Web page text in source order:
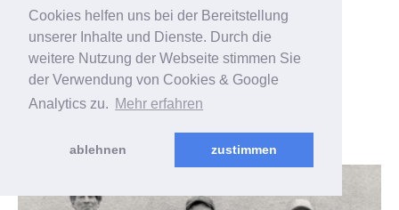
Cookies helfen uns bei der Bereitstellung
unserer Inhalte und Dienste. Durch die
weitere Nutzung der Webseite stimmen Sie
der Verwendung von Cookies & Google
Analytics zu. Mehr erfahren
ablehnen zustimmen
Dr. Lars KrusePressesprecher der Hochschule
Bielefeld (HSBI) Sehr empfehlen kann ich die
„Cafeteria vom Studierendenwerk“ im HSBI-
Hauptgebäude in…